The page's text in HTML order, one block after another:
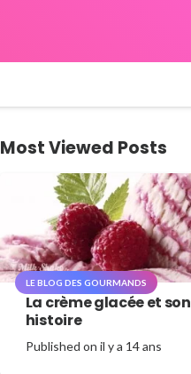
Most Viewed Posts
LE BLOG DES GOURMANDS
La crème glacée et son
histoire
Published on il y a 14 ans